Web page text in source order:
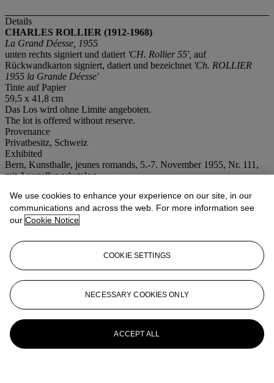
Details
CHARLES ROLLIER (1912-1968)
La Grand Déesse, 1955
unten rechts signiert und datiert 'CH. Rollier 55', auf
Rückwandkarton signiert, datiert und bezeichnet 'Ch. ROLLIER
1955 la Grande Déesse'
Tinte auf Papier
59,5 x 41,8 cm
Das Los wird ohne Limite angeboten.
The lot is offered without reserve.
Provenance
Privatbesitz, Schweiz
Exhibited
Bern, Kunsthalle, jeunes romands, 5.-7. November 1955, Nr. 111,
mit Ausstellungskatalog
This lot is offered without reserve.
More fromSwiss Art Sale
View All
View All
We use cookies to enhance your experience on our site, in our
communications and across the web. For more information see
our Cookie Notice
COOKIE SETTINGS
NECESSARY COOKIES ONLY
ACCEPT ALL